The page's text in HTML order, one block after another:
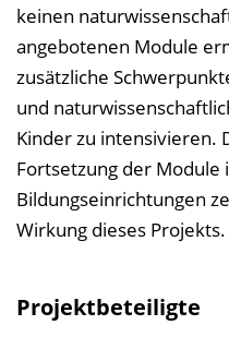
keinen
angebotenen Module
zusätzliche
und
Kinder zu intensivieren.
Fortsetzung der Module
Bildungseinrichtungen
Wirkung dieses Projekts.
Projektbeteiligte